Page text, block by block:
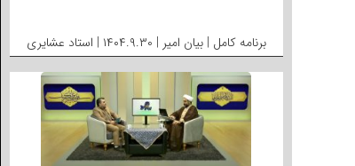
برنامه کامل | بیان امیر | ۱۴۰۴.۹.۳۰ | استاد عشایری